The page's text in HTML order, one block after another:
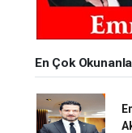
En Çok